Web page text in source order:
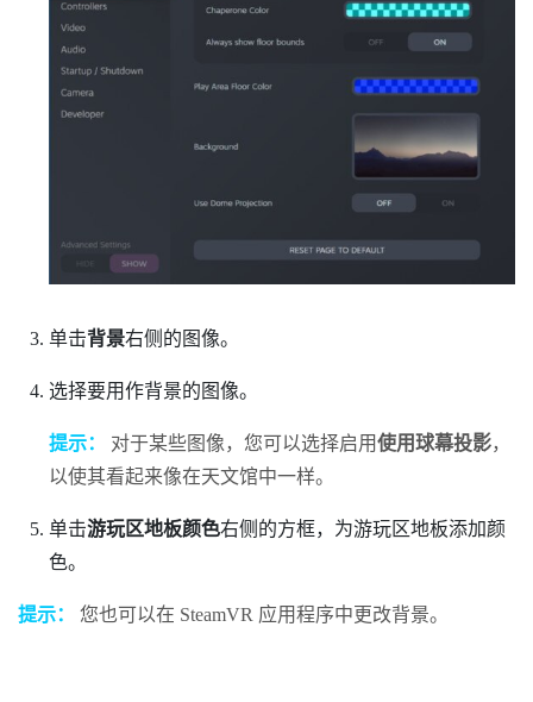
单击背景右侧的图像。
选择要用作背景的图像。
提示： 对于某些图像，您可以选择启用使用球幕投影，
以使其看起来像在天文馆中一样。
单击游玩区地板颜色右侧的方框，为游玩区地板添加颜
色。
提示： 您也可以在 SteamVR 应用程序中更改背景。